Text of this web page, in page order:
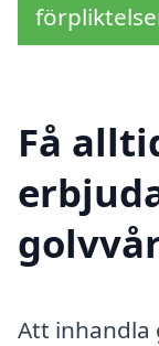
Få
Att inhandla